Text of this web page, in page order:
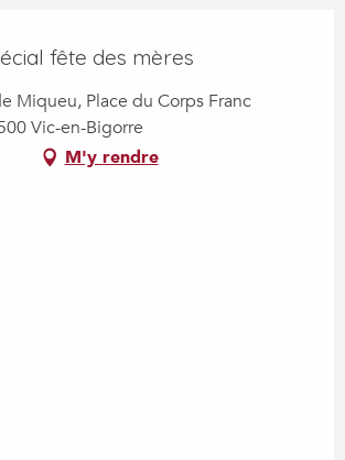
fête des mères
Miqueu, Place du Corps Franc
Vic-en-Bigorre
M'y rendre